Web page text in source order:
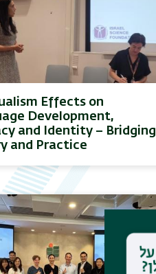
Effects on
Development,
and Identity – Bridging
and Practice